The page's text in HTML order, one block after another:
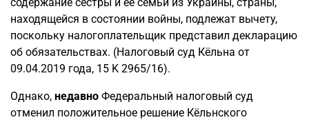
находящейся в состоянии войны, подлежат вычету,
поскольку налогоплательщик представил декларацию
об обязательствах. (Налоговый суд Кёльна от
09.04.2019 года, 15 K 2965/16).
Однако, недавно Федеральный налоговый суд
отменил положительное решение Кёльнского